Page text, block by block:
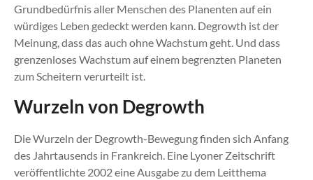
Grundbedürfnis aller Menschen des Planenten auf ein
würdiges Leben gedeckt werden kann. Degrowth ist der
Meinung, dass das auch ohne Wachstum geht. Und dass
grenzenloses Wachstum auf einem begrenzten Planeten
zum Scheitern verurteilt ist.
Wurzeln von Degrowth
Die Wurzeln der Degrowth-Bewegung finden sich Anfang
des Jahrtausends in Frankreich. Eine Lyoner Zeitschrift
veröffentlichte 2002 eine Ausgabe zu dem Leitthema